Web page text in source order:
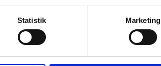
Statistik Marketing